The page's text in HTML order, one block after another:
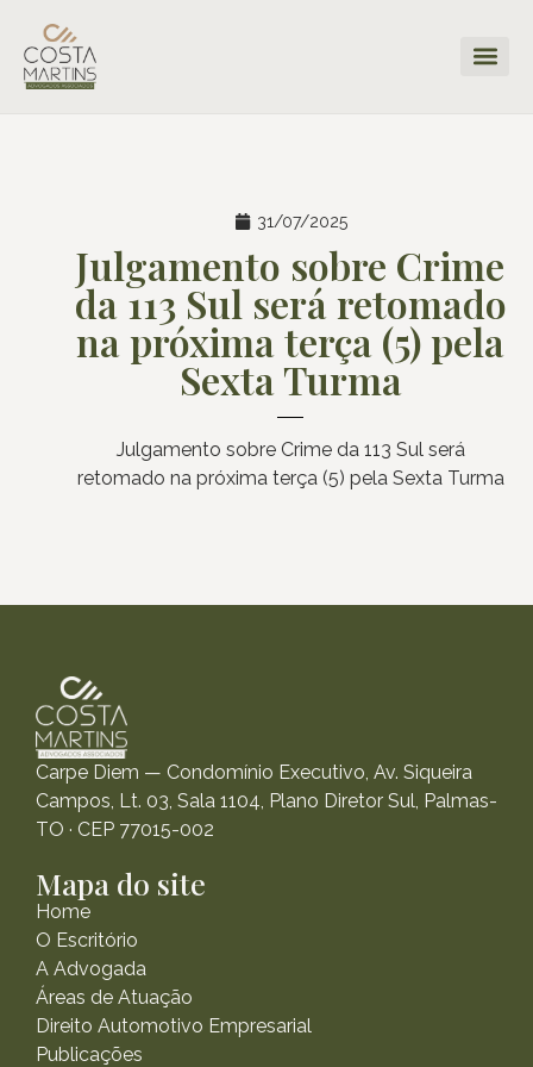
31/07/2025
Julgamento sobre Crime
da 113 Sul será retomado
na próxima terça (5) pela
Sexta Turma
Julgamento sobre Crime da 113 Sul será
retomado na próxima terça (5) pela Sexta Turma
Carpe Diem — Condomínio Executivo, Av. Siqueira
Campos, Lt. 03, Sala 1104, Plano Diretor Sul, Palmas-
TO · CEP 77015-002
Mapa do site
Home
O Escritório
A Advogada
Áreas de Atuação
Direito Automotivo Empresarial
Publicações